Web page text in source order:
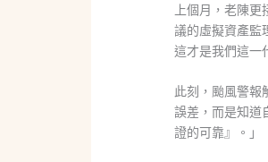
上個月，老陳更
議的虛擬資產監
這才是我們這一
此刻，颱風警報
誤差，而是知道
證的可靠』。」